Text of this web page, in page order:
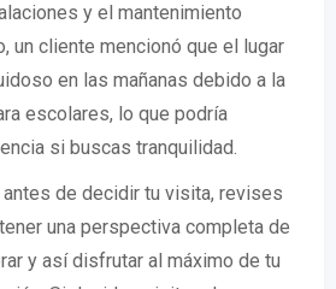
y el mantenimiento
un cliente mencionó que el lugar
en las mañanas debido a la
escolares, lo que podría
si buscas tranquilidad.
antes de decidir tu visita, revises
una perspectiva completa de
y así disfrutar al máximo de tu